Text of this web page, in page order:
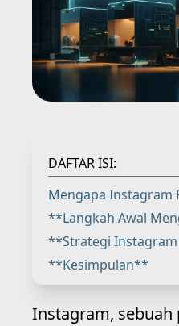
DAFTAR ISI:
Mengapa Instagram
**Langkah Awal
**Strategi Instagram
**Kesimpulan**
Instagram,